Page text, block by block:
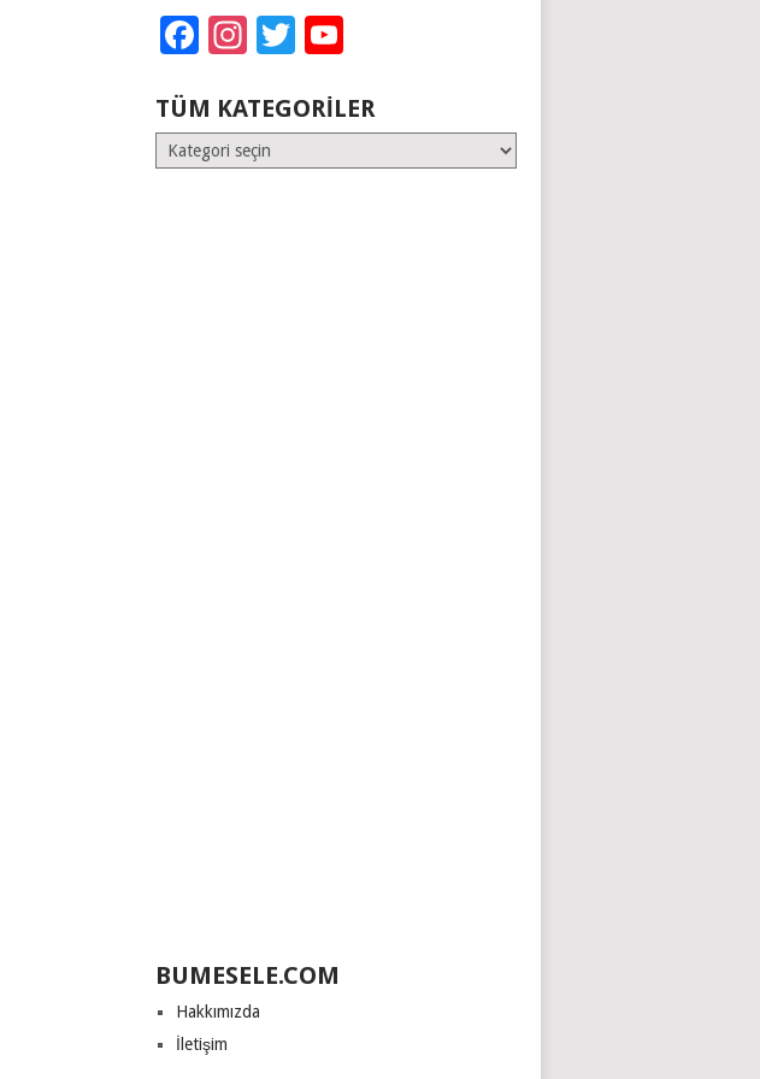
Facebook
Instagram
Twitter
TÜM KATEGORILER
Tüm
Kategoriler
BUMESELE.COM
Hakkımızda
İletişim